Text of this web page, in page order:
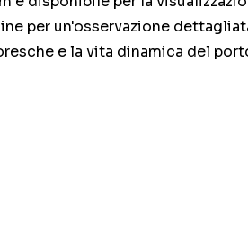
per un'osservazione
e la vita dinamica del